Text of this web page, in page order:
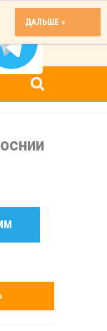
ДАЛЬШЕ »